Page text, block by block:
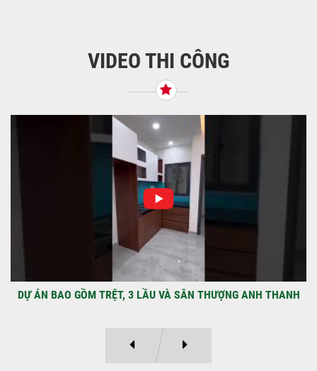
Tiếp nối sự tin tưởng từ quý khách hàng, vừa
qua Công Ty TNHH Thiết Kế Xây Dựng Sao
NHẬN CHÌA KHÓA – TRAO TỔ ẤM MỚI
TẠI PHƯỜNG AN LẠC
Địa điểm: Đường Lâm Hoành, phường An
LạcGia chủ: Anh Kỳ Xây Dựng Sao Việt chính
thức hoàn tất và...
VIDEO THI CÔNG
DỰ ÁN BAO GỒM TRỆT, 3 LẦU VÀ SÂN THƯỢNG ANH THANH